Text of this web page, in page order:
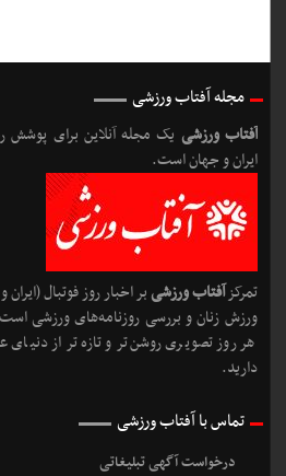
مجله آفتاب ورزشی
آفتاب ورزشییک مجله آنلاین برای پوشش
ایران و جهان است.
تمرکزآفتاب ورزشیبر اخبار روز فوتبال (ایران و
ورزش زنان و بررسی روزنامه‌های ورزشی است.
هر روز تصویری روشن‌تر و تازه‌تر از دنیای
دارید.
تماس با آفتاب ورزشی
درخواست آگهی تبلیغاتی